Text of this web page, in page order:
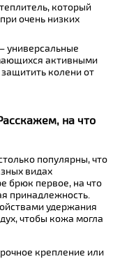
который
очень низких
– универсальные
активными
колени от
на что
популярны, что
видах
брюк первое, на что
принадлежность.
удержания
чтобы кожа могла
крепление или